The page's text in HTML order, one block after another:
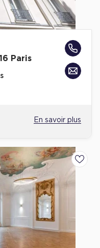
Paris
En savoir plus